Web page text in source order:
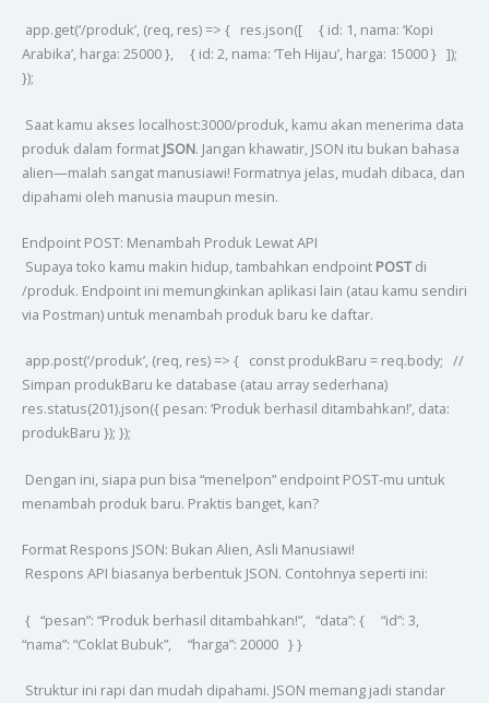
app.get(‘/produk’, (req, res) => { res.json([ { id: 1, nama: ‘Kopi
Arabika’, harga: 25000 }, { id: 2, nama: ‘Teh Hijau’, harga: 15000 } ]);
});
Saat kamu akses localhost:3000/produk, kamu akan menerima data
produk dalam format JSON. Jangan khawatir, JSON itu bukan bahasa
alien—malah sangat manusiawi! Formatnya jelas, mudah dibaca, dan
dipahami oleh manusia maupun mesin.
Endpoint POST: Menambah Produk Lewat API
Supaya toko kamu makin hidup, tambahkan endpoint POSTdi
/produk. Endpoint ini memungkinkan aplikasi lain (atau kamu sendiri
via Postman) untuk menambah produk baru ke daftar.
app.post(‘/produk’, (req, res) => { const produkBaru = req.body; //
Simpan produkBaru ke database (atau array sederhana)
res.status(201).json({ pesan: ‘Produk berhasil ditambahkan!’, data:
produkBaru }); });
Dengan ini, siapa pun bisa “menelpon” endpoint POST-mu untuk
menambah produk baru. Praktis banget, kan?
Format Respons JSON: Bukan Alien, Asli Manusiawi!
Respons API biasanya berbentuk JSON. Contohnya seperti ini:
{ “pesan”: “Produk berhasil ditambahkan!”, “data”: { “id”: 3,
“nama”: “Coklat Bubuk”, “harga”: 20000 } }
Struktur ini rapi dan mudah dipahami. JSON memang jadi standar